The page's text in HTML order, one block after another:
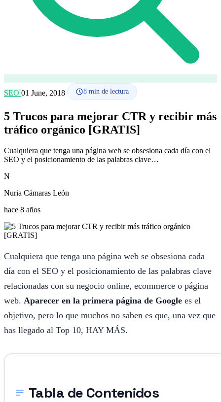
SEO 01 June, 2018 8 min de lectura
5 Trucos para mejorar CTR y recibir más
tráfico orgánico [GRATIS]
Cualquiera que tenga una página web se obsesiona cada día con el
SEO y el posicionamiento de las palabras clave…
N
Nuria Cámaras León
hace 8 años
Cualquiera que tenga una página web se obsesiona cada
día con el SEO y el posicionamiento de las palabras clave
relacionadas con su negocio online, ecommerce o página
web. Aparecer en la primera página de Google es el
objetivo, pero lo que muchos no saben es que, una vez que
has llegado al Top 10, HAY MÁS.
Tabla de Contenidos